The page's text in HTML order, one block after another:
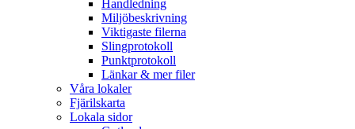
Handledning
Miljöbeskrivning
Viktigaste filerna
Slingprotokoll
Punktprotokoll
Länkar & mer filer
Våra lokaler
Fjärilskarta
Lokala sidor